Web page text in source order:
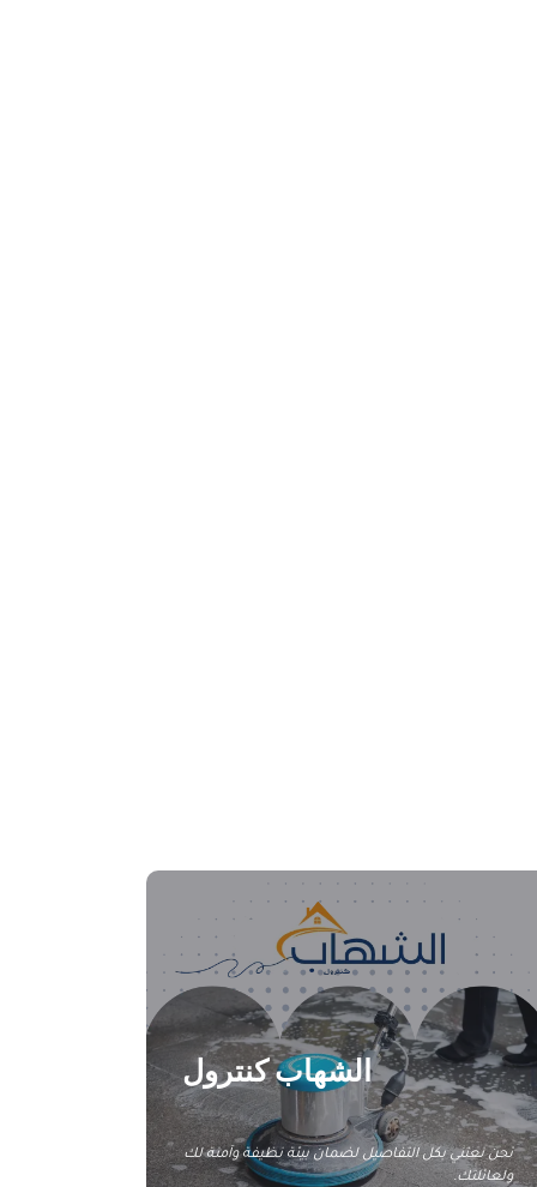
الشهاب كنترول
نحن نعتني بكل التفاصيل لضمان بيئة نظيفة وآمنة لك
ولعائلتك.